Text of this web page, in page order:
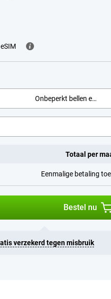
eSIM
Onbeperkt bellen en sms
Totaal per
Eenmalige betaling
Bestel nu
verzekerd tegen misbruik